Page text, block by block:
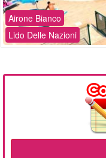
Airone Bianco
Lido Delle Nazioni